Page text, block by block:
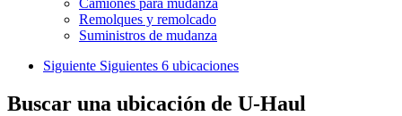
Remolques y remolcado
Suministros de mudanza
Siguiente Siguientes 6 ubicaciones
Buscar una ubicación de U-Haul